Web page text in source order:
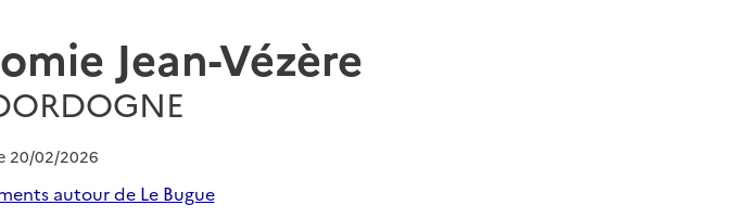
Jean-Vézère
20/02/2026
autour de Le Bugue